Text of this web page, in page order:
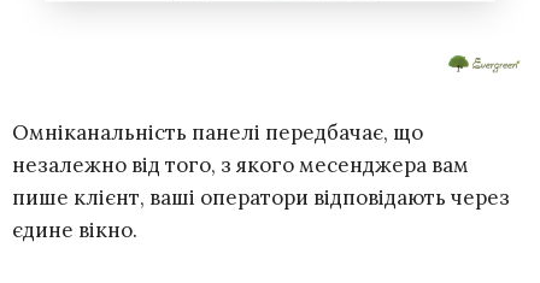
Омніканальність панелі передбачає, що
незалежно від того, з якого месенджера вам
пише клієнт, ваші оператори відповідають через
єдине вікно.